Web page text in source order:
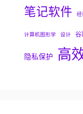
笔记软件 经
计算机图形学 设计 谷
隐私保护 高